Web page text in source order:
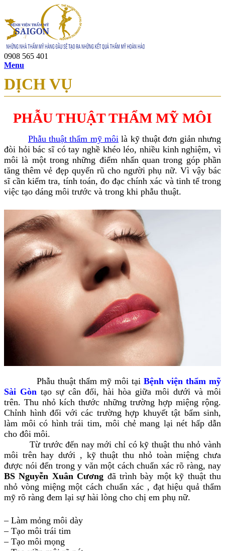
0908 565 401
Menu
DỊCH VỤ
PHẪU THUẬT THẨM MỸ MÔI
Phẫu thuật thẩm mỹ môi là kỹ thuật đơn giản nhưng
đòi hỏi bác sĩ có tay nghề khéo léo, nhiều kinh nghiệm, vì
môi là một trong những điểm nhấn quan trong góp phần
tăng thêm vẻ đẹp quyến rũ cho người phụ nữ. Vì vậy bác
sĩ cần kiểm tra, tính toán, đo đạc chính xác và tinh tế trong
việc tạo dáng môi trước và trong khi phẫu thuật.
Phẫu thuật thẩm mỹ môi tạiBệnh viện thẩm mỹ
Sài Gòn tạo sự cân đối, hài hòa giữa môi dưới và môi
trên. Thu nhỏ kích thước những trường hợp miệng rộng.
Chỉnh hình đối với các trường hợp khuyết tật bẩm sinh,
làm môi có hình trái tim, môi chẻ mang lại nét hấp dẫn
cho đôi môi.
Từ trước đến nay mới chỉ có kỹ thuật thu nhỏ vành
môi trên hay dưới , kỹ thuật thu nhỏ toàn miệng chưa
được nói đến trong y văn một cách chuẩn xác rõ ràng, nay
BS Nguyễn Xuân Cương đã trình bày một kỹ thuật thu
nhỏ vòng miệng một cách chuẩn xác , đạt hiệu quả thẩm
mỹ rõ ràng đem lại sự hài lòng cho chị em phụ nữ.
– Làm mỏng môi dày
– Tạo môi trái tim
– Tạo môi mọng